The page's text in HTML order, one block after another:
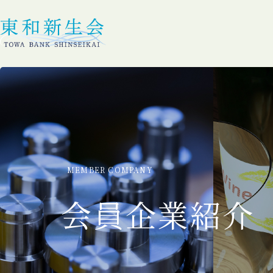
MEMBER COMPANY
会員企業紹介